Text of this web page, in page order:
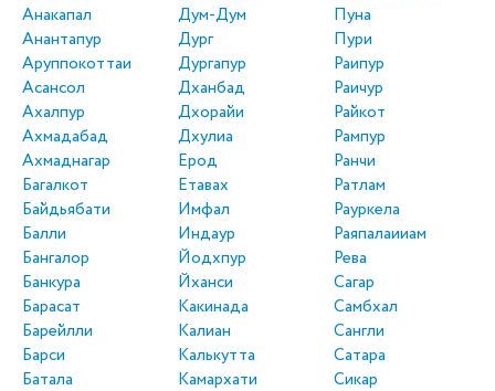
Анакапал
Анантапур
Аруппокоттаи
Асансол
Ахалпур
Ахмадабад
Ахмаднагар
Багалкот
Байдьябати
Балли
Бангалор
Банкура
Барасат
Барейлли
Барси
Батала
Дум-Дум
Дург
Дургапур
Дханбад
Дхорайи
Дхулиа
Ерод
Етавах
Имфал
Индаур
Йодхпур
Йханси
Какинада
Калиан
Калькутта
Камархати
Пуна
Пури
Раипур
Раичур
Райкот
Рампур
Ранчи
Ратлам
Рауркела
Раяпалаииам
Рева
Сагар
Самбхал
Сангли
Сатара
Сикар